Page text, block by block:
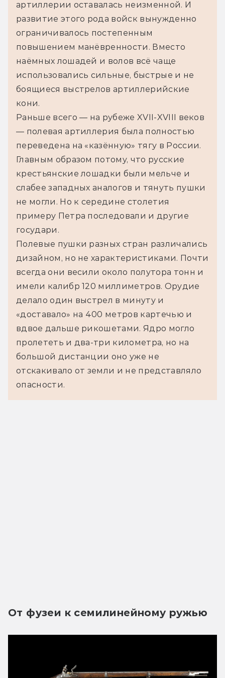
артиллерии оставалась неизменной. И
развитие этого рода войск вынужденно
ограничивалось постепенным
повышением манёвренности. Вместо
наёмных лошадей и волов всё чаще
использовались сильные, быстрые и не
боящиеся выстрелов артиллерийские
кони.
Раньше всего — на рубеже XVII-XVIII веков
— полевая артиллерия была полностью
переведена на «казённую» тягу в России.
Главным образом потому, что русские
крестьянские лошадки были мельче и
слабее западных аналогов и тянуть пушки
не могли. Но к середине столетия
примеру Петра последовали и другие
государи.
Полевые пушки разных стран различались
дизайном, но не характеристиками. Почти
всегда они весили около полутора тонн и
имели калибр 120 миллиметров. Орудие
делало один выстрел в минуту и
«доставало» на 400 метров картечью и
вдвое дальше рикошетами. Ядро могло
пролететь и два-три километра, но на
большой дистанции оно уже не
отскакивало от земли и не представляло
опасности.
От фузеи к семилинейному ружью